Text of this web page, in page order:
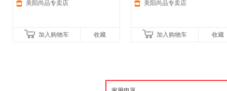
美阳尚品专卖店
加入购物车 收藏
美阳尚品专卖店
加入购物车 收藏